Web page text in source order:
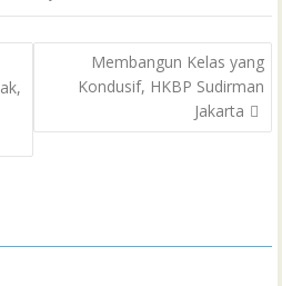
l
o
M
a
t
a
g
e
e
d
I
n
e
r
e
s
Membangun Kelas yang
Kondusif, HKBP Sudirman
Jakarta